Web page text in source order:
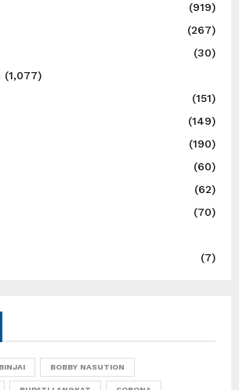
(919)
(267)
(30)
(1,077)
(151)
(149)
(190)
(60)
(62)
(70)
(7)
BINJAI BOBBY NASUTION